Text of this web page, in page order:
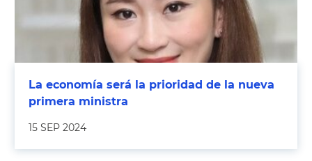
La economía será la prioridad de la nueva
primera ministra
15 SEP 2024